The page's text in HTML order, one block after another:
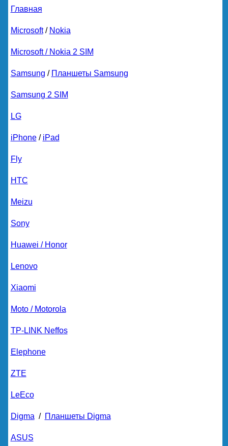
Главная
Microsoft/ Nokia
Microsoft / Nokia 2 SIM
Samsung / Планшеты Samsung
Samsung 2 SIM
LG
iPhone/ iPad
Fly
HTC
Meizu
Sony
Huawei / Honor
Lenovo
Xiaomi
Moto / Motorola
TP-LINK Neffos
Elephone
ZTE
LeEco
Digma / Планшеты Digma
ASUS